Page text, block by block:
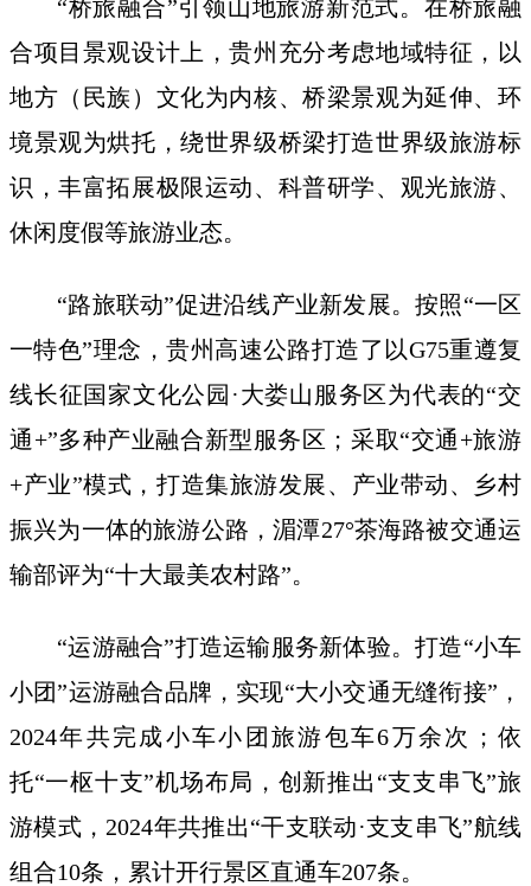
“桥旅融合”引领山地旅游新范式。在桥旅融
合项目景观设计上，贵州充分考虑地域特征，以
地方（民族）文化为内核、桥梁景观为延伸、环
境景观为烘托，绕世界级桥梁打造世界级旅游标
识，丰富拓展极限运动、科普研学、观光旅游、
休闲度假等旅游业态。
“路旅联动”促进沿线产业新发展。按照“一区
一特色”理念，贵州高速公路打造了以G75重遵复
线长征国家文化公园·大娄山服务区为代表的“交
通+”多种产业融合新型服务区；采取“交通+旅游
+产业”模式，打造集旅游发展、产业带动、乡村
振兴为一体的旅游公路，湄潭27°茶海路被交通运
输部评为“十大最美农村路”。
“运游融合”打造运输服务新体验。打造“小车
小团”运游融合品牌，实现“大小交通无缝衔接”，
2024年共完成小车小团旅游包车6万余次；依
托“一枢十支”机场布局，创新推出“支支串飞”旅
游模式，2024年共推出“干支联动·支支串飞”航线
组合10条，累计开行景区直通车207条。